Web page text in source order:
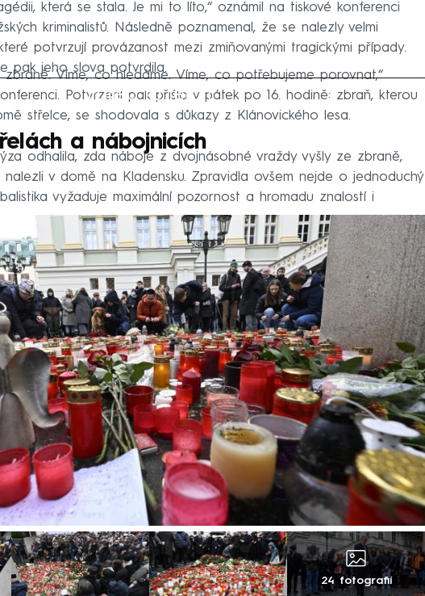
která se stala. Je mi to líto,“ oznámil na tiskové konferenci
kriminalistů. Následně poznamenal, že se nalezly velmi
potvrzují provázanost mezi zmiňovanými tragickými případy.
pak jeho slova potvrdila.
Failed to fetch
Víme, co hledáme. Víme, co potřebujeme porovnat,“
Potvrzení pak přišlo v pátek po 16. hodině: zbraň, kterou
střelce, se shodovala s důkazy z Klánovického lesa.
a nábojnicích
odhalila, zda náboje z dvojnásobné vraždy vyšly ze zbraně,
nalezli v domě na Kladensku. Zpravidla ovšem nejde o jednoduchý
vyžaduje maximální pozornost a hromadu znalostí i
24 fotografií